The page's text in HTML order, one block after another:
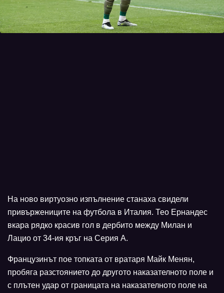
На ново виртуозно изпълнение станаха свидели
привържениците на футбола в Италия. Тео Ернандес
вкара рядко красив гол в дербито между Милан и
Лацио от 34-ия кръг на Серия А.
Французинът пое топката от вратаря Майк Менян,
пробяга разстоянието до другото наказателното поле и
с плътен удар от границата на наказателното поле на